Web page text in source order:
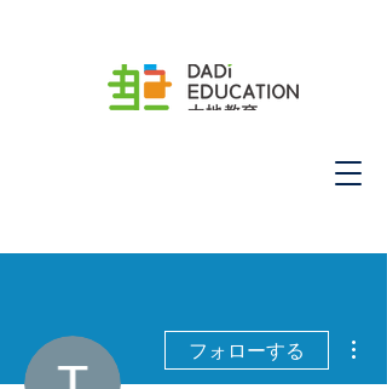
フォローする